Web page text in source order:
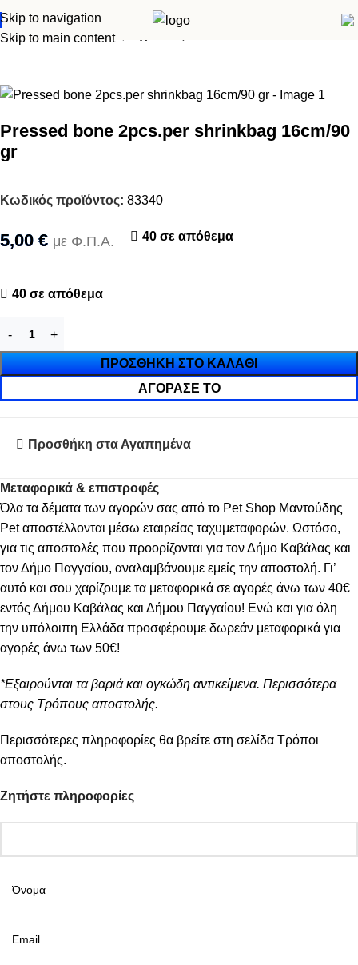
Skip to navigation
Skip to main content
Αρχική σελίδα Σκύλος
Pressed bone 2pcs.per shrinkbag 16cm/90
gr
Κωδικός προϊόντος: 83340
5,00 € με Φ.Π.Α. 40 σε απόθεμα
40 σε απόθεμα
ΠΡΟΣΘΉΚΗ ΣΤΟ ΚΑΛΆΘΙ
ΑΓΌΡΑΣΈ ΤΟ
Προσθήκη στα Αγαπημένα
Μεταφορικά & επιστροφές
Όλα τα δέματα των αγορών σας από το Pet Shop Μαντούδης
Pet αποστέλλονται μέσω εταιρείας ταχυμεταφορών. Ωστόσο,
για τις αποστολές που προορίζονται για τον Δήμο Καβάλας και
τον Δήμο Παγγαίου, αναλαμβάνουμε εμείς την αποστολή. Γι’
αυτό και σου χαρίζουμε τα μεταφορικά σε αγορές άνω των 40€
εντός Δήμου Καβάλας και Δήμου Παγγαίου! Ενώ και για όλη
την υπόλοιπη Ελλάδα προσφέρουμε δωρεάν μεταφορικά για
αγορές άνω των 50€!
*Εξαιρούνται τα βαριά και ογκώδη αντικείμενα. Περισσότερα
στους Τρόπους αποστολής.
Περισσότερες πληροφορίες θα βρείτε στη σελίδα Τρόποι
αποστολής.
Ζητήστε πληροφορίες